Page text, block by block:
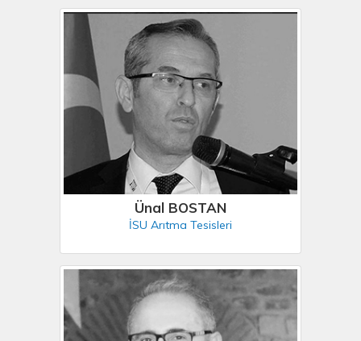
Ünal BOSTAN
İSU Arıtma Tesisleri